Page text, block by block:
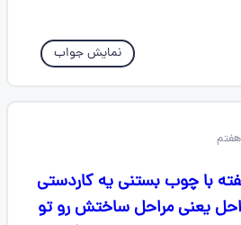
نمایش جواب
با چوب بستنی یه کاردستی
یعنی مراحل ساختش رو تو